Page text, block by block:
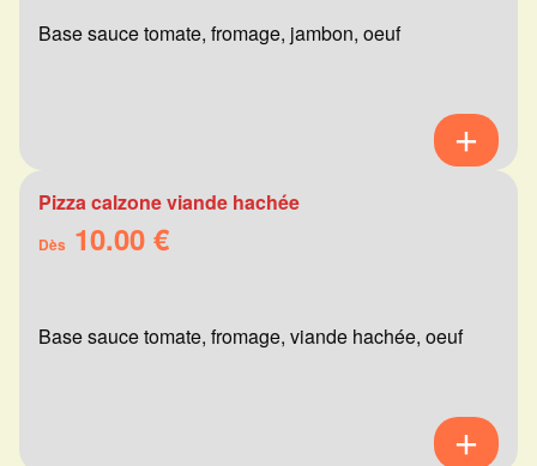
Base sauce tomate, fromage, jambon, oeuf
Pizza calzone viande hachée
Dès 10.00 €
Base sauce tomate, fromage, viande hachée, oeuf